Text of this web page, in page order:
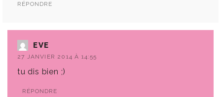
RÉPONDRE
EVE
27 JANVIER 2014 À 14:55
tu dis bien ;)
RÉPONDRE